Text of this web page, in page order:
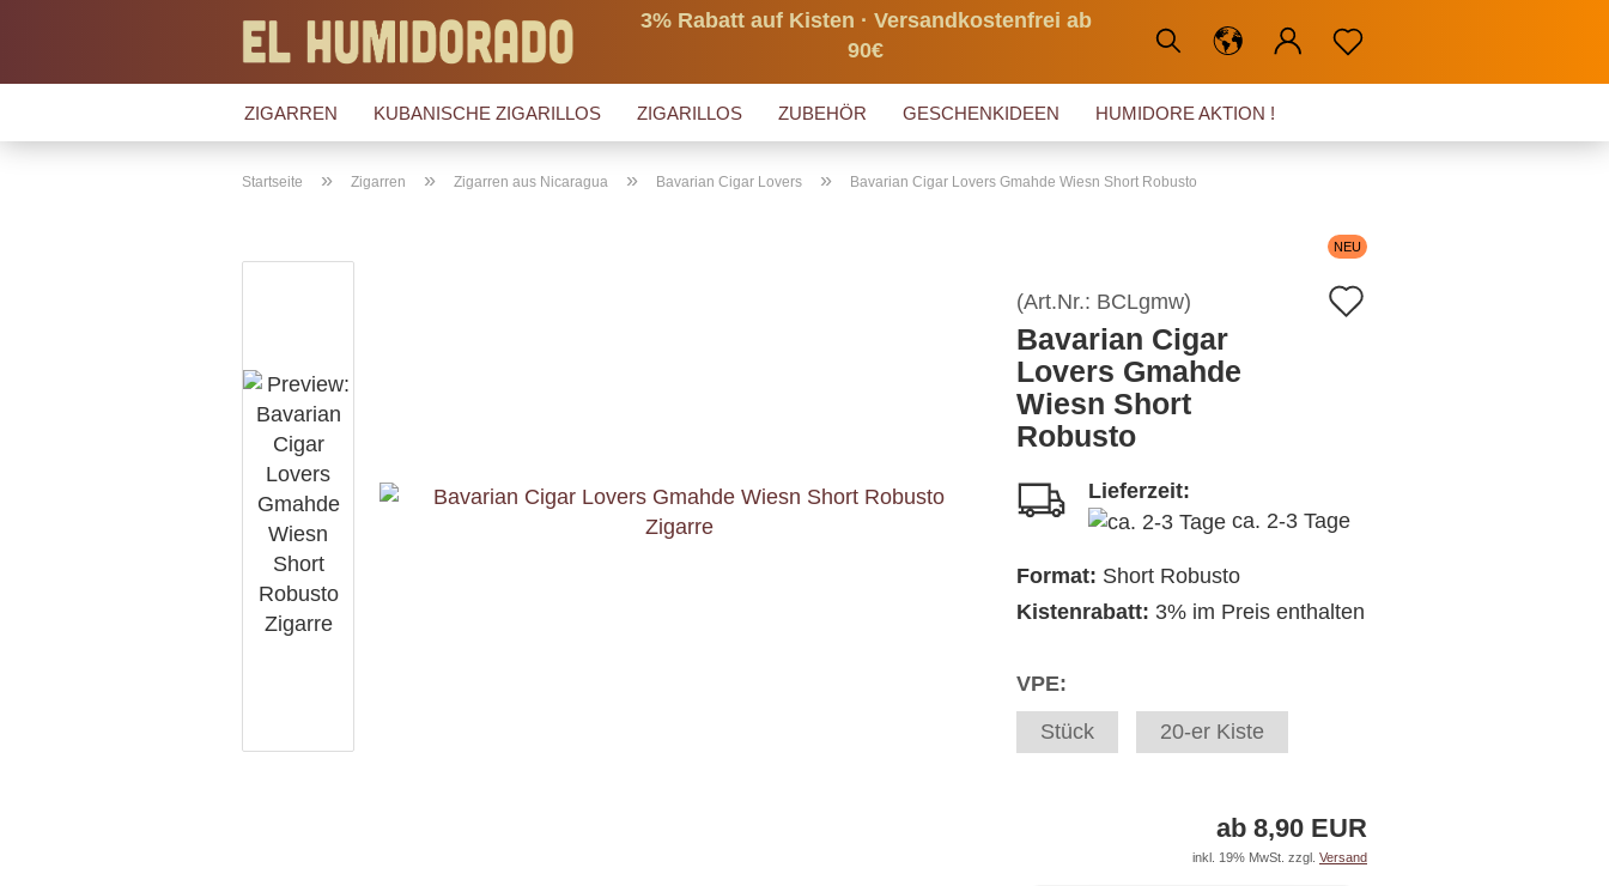
3% Rabatt auf Kisten · Versandkostenfrei ab
90€
ZIGARREN KUBANISCHE ZIGARILLOS ZIGARILLOS ZUBEHÖR GESCHENKIDEEN HUMIDORE AKTION !
Startseite » Zigarren » Zigarren aus Nicaragua » Bavarian Cigar Lovers » Bavarian Cigar Lovers Gmahde Wiesn Short Robusto
NEU
(Art.Nr.: BCLgmw)
Bavarian Cigar
Lovers Gmahde
Wiesn Short
Robusto
Lieferzeit:
ca. 2-3 Tage
Format: Short Robusto
Kistenrabatt: 3% im Preis enthalten
VPE:
Stück
20-er Kiste
ab 8,90 EUR
inkl. 19% MwSt. zzgl. Versand